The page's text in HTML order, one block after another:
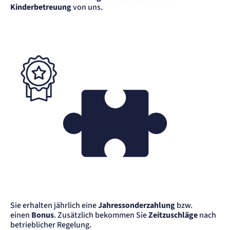
Kinderbetreuungvon uns.
Sie erhalten jährlich eineJahressonderzahlungbzw.
einen Bonus. Zusätzlich bekommen SieZeitzuschlägenach
betrieblicher Regelung.
Anbieter:
etracker Analytics
Name:
et_allow_cookies
Name:
isSdEnabled
Anbieter:
etracker GmbH